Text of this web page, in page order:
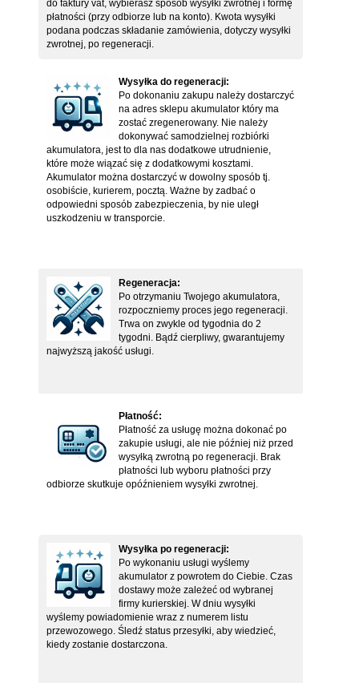
do faktury vat, wybierasz sposób wysyłki zwrotnej i formę
płatności (przy odbiorze lub na konto). Kwota wysyłki
podana podczas składanie zamówienia, dotyczy wysyłki
zwrotnej, po regeneracji.
Wysyłka do regeneracji:
Po dokonaniu zakupu należy dostarczyć
na adres sklepu akumulator który ma
zostać zregenerowany. Nie należy
dokonywać samodzielnej rozbiórki
akumulatora, jest to dla nas dodatkowe utrudnienie,
które może wiązać się z dodatkowymi kosztami.
Akumulator można dostarczyć w dowolny sposób tj.
osobiście, kurierem, pocztą. Ważne by zadbać o
odpowiedni sposób zabezpieczenia, by nie uległ
uszkodzeniu w transporcie.
Regeneracja:
Po otrzymaniu Twojego akumulatora,
rozpoczniemy proces jego regeneracji.
Trwa on zwykle od tygodnia do 2
tygodni. Bądź cierpliwy, gwarantujemy
najwyższą jakość usługi.
Płatność:
Płatność za usługę można dokonać po
zakupie usługi, ale nie później niż przed
wysyłką zwrotną po regeneracji. Brak
płatności lub wyboru płatności przy
odbiorze skutkuje opóźnieniem wysyłki zwrotnej.
Wysyłka po regeneracji:
Po wykonaniu usługi wyślemy
akumulator z powrotem do Ciebie. Czas
dostawy może zależeć od wybranej
firmy kurierskiej. W dniu wysyłki
wyślemy powiadomienie wraz z numerem listu
przewozowego. Śledź status przesyłki, aby wiedzieć,
kiedy zostanie dostarczona.